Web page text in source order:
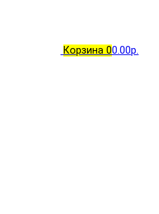
Корзина 00.00р.